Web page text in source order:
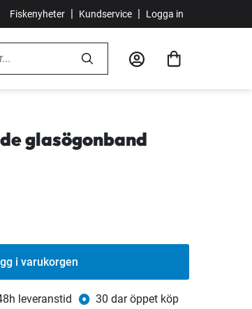
Fiskenyheter | Kundservice | Logga in
glasögonband
i varukorgen
leveranstid 30 dar öppet köp